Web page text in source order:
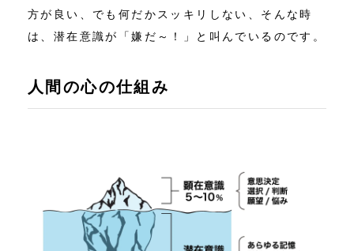
方が良い、でも何だかスッキリしない、そんな時
は、潜在意識が「嫌だ～！」と叫んでいるのです。
人間の心の仕組み